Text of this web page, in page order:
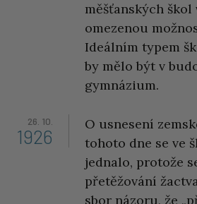
měšťanských
omezenou
Ideálním typem
by mělo být v
gymnázium.
26. 10.
1926
O usnesení
tohoto dne se ve
jednalo, protože
přetěžování
sbor názoru, že